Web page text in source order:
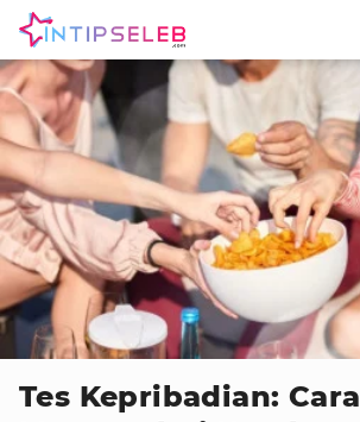
Tes Kepribadian: Cara